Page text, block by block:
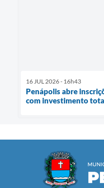
16 JUL 2026 - 16h43
Penápolis abre
com investimento